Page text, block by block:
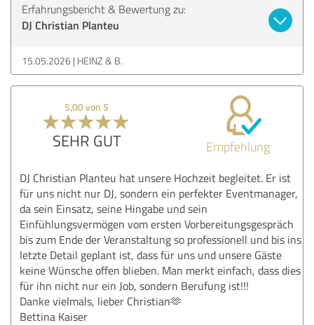
Erfahrungsbericht & Bewertung zu:
DJ Christian Planteu
15.05.2026 HEINZ & B.
5,00 von 5
SEHR GUT Empfehlung
DJ Christian Planteu hat unsere Hochzeit begleitet. Er ist
für uns nicht nur DJ, sondern ein perfekter Eventmanager,
da sein Einsatz, seine Hingabe und sein
Einfühlungsvermögen vom ersten Vorbereitungsgespräch
bis zum Ende der Veranstaltung so professionell und bis ins
letzte Detail geplant ist, dass für uns und unsere Gäste
keine Wünsche offen blieben. Man merkt einfach, dass dies
für ihn nicht nur ein Job, sondern Berufung ist!!!
Danke vielmals, lieber Christian🫶
Bettina Kaiser